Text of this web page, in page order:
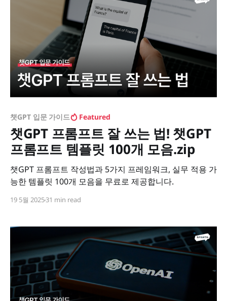
챗GPT 입문 가이드 Featured
챗GPT 프롬프트 잘 쓰는 법! 챗GPT
프롬프트 템플릿 100개 모음.zip
챗GPT 프롬프트 작성법과 5가지 프레임워크, 실무 적용 가
능한 템플릿 100개 모음을 무료로 제공합니다.
19 5월 202531 min read